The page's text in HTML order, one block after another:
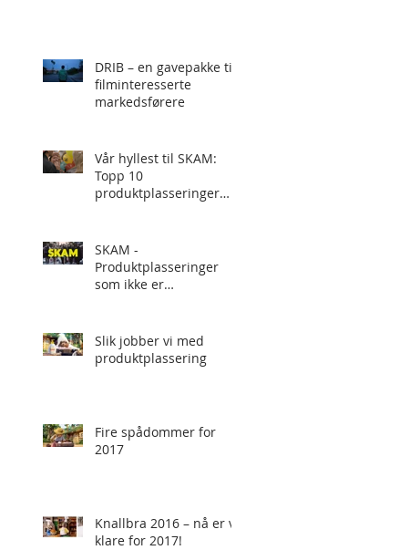
DRIB – en gavepakke til
filminteresserte
markedsførere
Vår hyllest til SKAM:
Topp 10
produktplasseringer
SKAM -
Produktplasseringer
som ikke er
Slik jobber vi med
produktplassering
Fire spådommer for
2017
Knallbra 2016 – nå er vi
klare for 2017!